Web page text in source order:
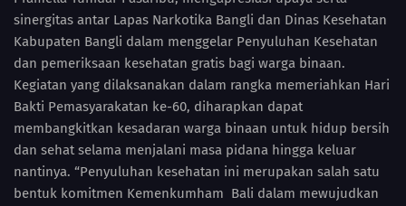
sinergitas antar Lapas Narkotika Bangli dan Dinas Kesehatan
Kabupaten Bangli dalam menggelar Penyuluhan Kesehatan
dan pemeriksaan kesehatan gratis bagi warga binaan.
Kegiatan yang dilaksanakan dalam rangka memeriahkan Hari
Bakti Pemasyarakatan ke-60, diharapkan dapat
membangkitkan kesadaran warga binaan untuk hidup bersih
dan sehat selama menjalani masa pidana hingga keluar
nantinya. “Penyuluhan kesehatan ini merupakan salah satu
bentuk komitmen Kemenkumham Bali dalam mewujudkan